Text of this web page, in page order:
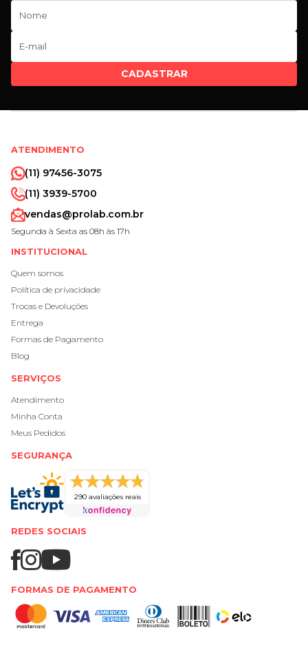
CADASTRAR
ATENDIMENTO
(11) 97456-3075
(11) 3939-5700
vendas@prolab.com.br
Segunda à Sexta as 08h às 17h
INSTITUCIONAL
Quem somos
Política de privacidade
Trocas e Devoluções
Entrega
Formas de Pagamento
Blog
SERVIÇOS
Atendimento
Minha Conta
Meus Pedidos
SEGURANÇA
290 avaliações reais
REDES SOCIAIS
FORMAS DE PAGAMENTO